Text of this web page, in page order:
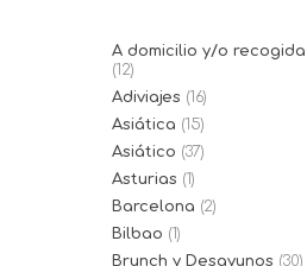
A domicilio y/o
(12)
Adiviajes (16)
Asiática (15)
Asiático (37)
Asturias (1)
Barcelona (2)
Bilbao (1)
Brunch y Desayunos (30)